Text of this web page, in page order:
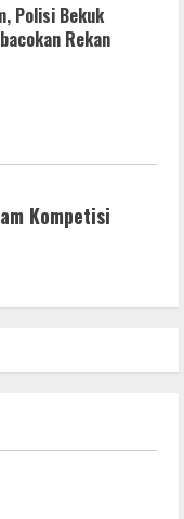
x86-x64 [no
Polisi Bekuk
Rekan
Kompetisi